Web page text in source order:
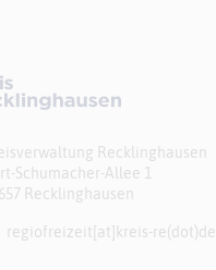
Recklinghausen
Schumacher-Allee 1
Recklinghausen
regiofreizeit[at]​kreis-re(dot)de